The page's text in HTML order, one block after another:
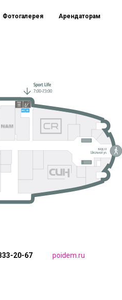
Фотогалерея Арендаторам
20-67 poidem.ru